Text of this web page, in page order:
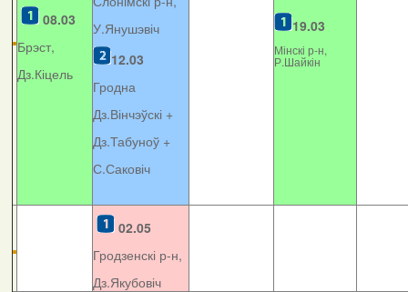
08.03
Брэст,
Дз.Кіцель
У.Янушэвіч
12.03
Гродна
Дз.Вінчэўскі +
Дз.Табуноў +
С.Саковіч
19.03
Мінскі р-н,
Р.Шайкін
02.05
Гродзенскі р-н,
Дз.Якубовіч